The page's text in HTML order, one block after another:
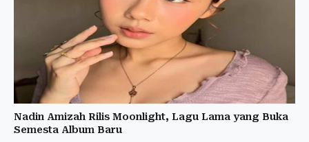
Nadin Amizah Rilis Moonlight, Lagu Lama yang Buka
Semesta Album Baru